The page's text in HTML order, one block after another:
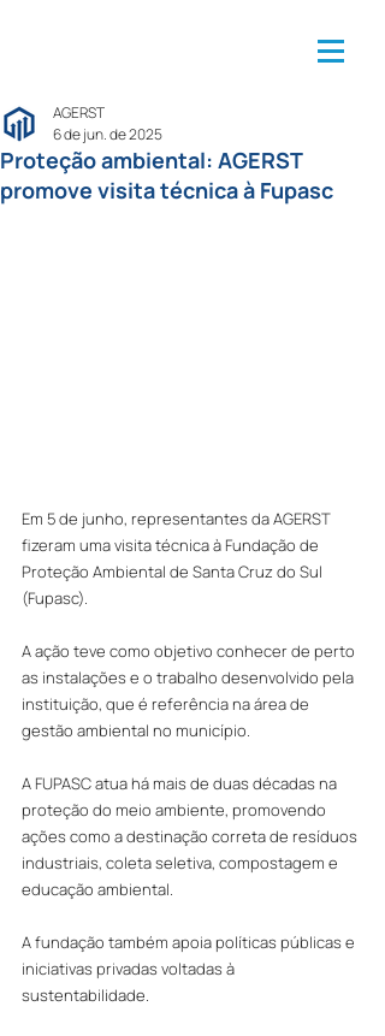
Proteção ambiental: AGERST
promove visita técnica à Fupasc
AGERST
6 de jun. de 2025
Em 5 de junho, representantes da AGERST
fizeram uma visita técnica à Fundação de
Proteção Ambiental de Santa Cruz do Sul
(Fupasc).
A ação teve como objetivo conhecer de perto
as instalações e o trabalho desenvolvido pela
instituição, que é referência na área de
gestão ambiental no município.
A FUPASC atua há mais de duas décadas na
proteção do meio ambiente, promovendo
ações como a destinação correta de resíduos
industriais, coleta seletiva, compostagem e
educação ambiental.
A fundação também apoia políticas públicas e
iniciativas privadas voltadas à
sustentabilidade.